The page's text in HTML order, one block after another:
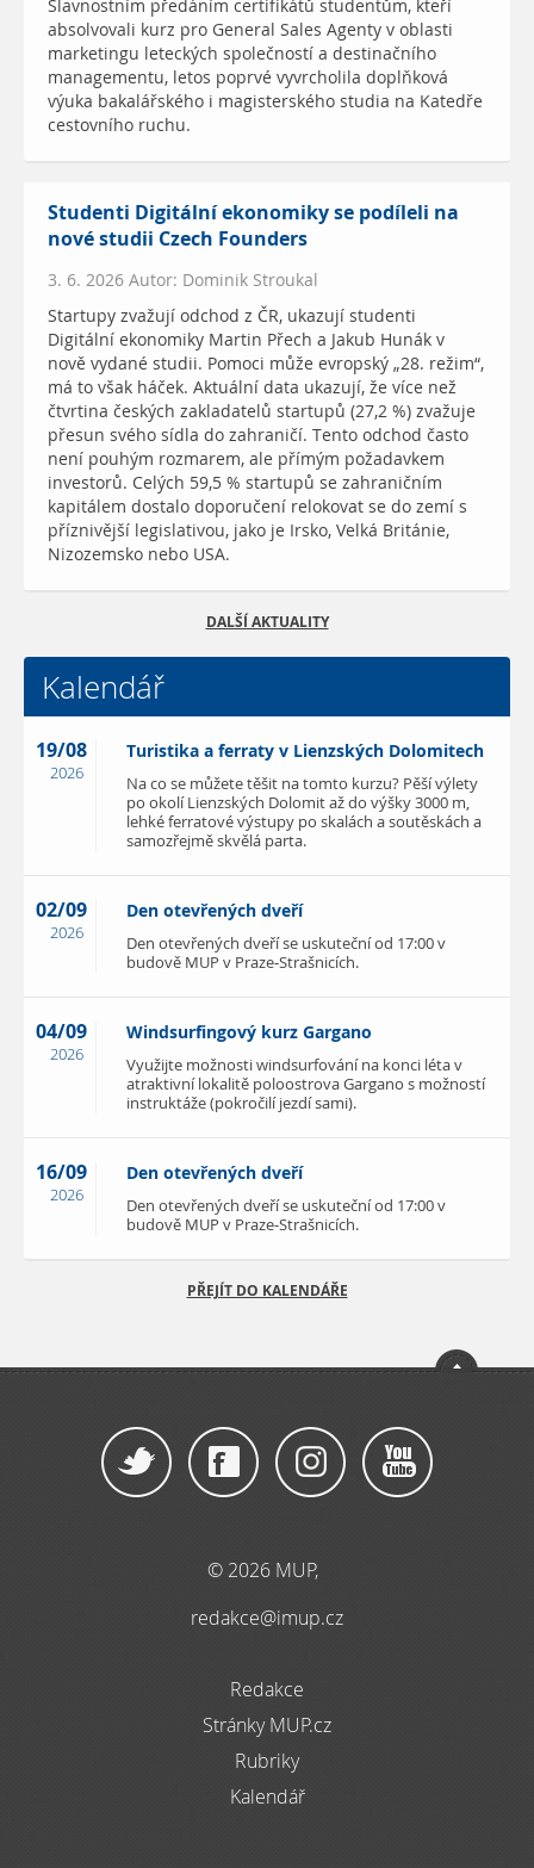
Slavnostním předáním certifikátů studentům, kteří
absolvovali kurz pro General Sales Agenty v oblasti
marketingu leteckých společností a destinačního
managementu, letos poprvé vyvrcholila doplňková
výuka bakalářského i magisterského studia na Katedře
cestovního ruchu.
Studenti Digitální ekonomiky se podíleli na
nové studii Czech Founders
3. 6. 2026 Autor: Dominik Stroukal
Startupy zvažují odchod z ČR, ukazují studenti
Digitální ekonomiky Martin Přech a Jakub Hunák v
nově vydané studii. Pomoci může evropský „28. režim“,
má to však háček. Aktuální data ukazují, že více než
čtvrtina českých zakladatelů startupů (27,2 %) zvažuje
přesun svého sídla do zahraničí. Tento odchod často
není pouhým rozmarem, ale přímým požadavkem
investorů. Celých 59,5 % startupů se zahraničním
kapitálem dostalo doporučení relokovat se do zemí s
příznivější legislativou, jako je Irsko, Velká Británie,
Nizozemsko nebo USA.
DALŠÍ AKTUALITY
Kalendář
19/08
2026
Turistika a ferraty v Lienzských Dolomitech
Na co se můžete těšit na tomto kurzu? Pěší výlety
po okolí Lienzských Dolomit až do výšky 3000 m,
lehké ferratové výstupy po skalách a soutěskách a
samozřejmě skvělá parta.
02/09
2026
Den otevřených dveří
Den otevřených dveří se uskuteční od 17:00 v
budově MUP v Praze-Strašnicích.
04/09
2026
Windsurfingový kurz Gargano
Využijte možnosti windsurfování na konci léta v
atraktivní lokalitě poloostrova Gargano s možností
instruktáže (pokročilí jezdí sami).
16/09
2026
Den otevřených dveří
Den otevřených dveří se uskuteční od 17:00 v
budově MUP v Praze-Strašnicích.
PŘEJÍT DO KALENDÁŘE
© 2026 MUP,
redakce@imup.cz
Redakce
Stránky MUP.cz
Rubriky
Kalendář